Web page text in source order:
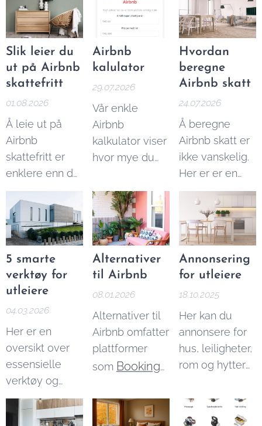
Slik leier du
ut på Airbnb
skattefritt
01.08.2026
Å leie ut på
Airbnb
skattefritt er
enklere enn du
tror. I denne
artikkelen
forklarer vi
beløpsgrensene
og reglene du
må kjenne til.
Airbnb
kalulator
29.07.2026
Vår enkle
Airbnb
kalkulator viser
hvor mye du
Airbnb utleie
per år.
Hvordan
beregne
Airbnb skatt
24.07.2026
Å beregne
Airbnb skatt er
ikke vanskelig.
Her er er en
enkel guide til
å beregne
Airbnb skatt, og
du kan også
bruke vår
Airbnb skatt
kalkulator
nøyaktig hvor
mye du skal
betale.
5 smarte
verktøy for
utleiere
04.03.2026
Her er en
oversikt over
essensielle
verktøy og
tjenester må
du ha for å
Alternativer
til Airbnb
08.01.2026
Alternativer til
Airbnb omfatter
plattformer
som Booking
Homeaway,
VRBO
Annonsering
for utleiere
18.10.2025
Her kan du
annonsere for
hus, leiligheter,
rom og hytter
over 6000
besøkende